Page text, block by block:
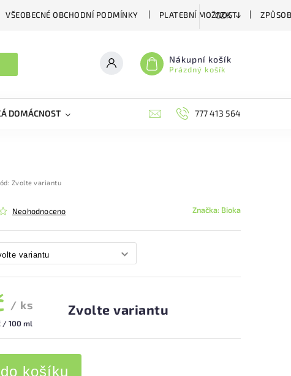
VŠEOBECNÉ OBCHODNÍ PODMÍNKY PLATEBNÍ MOŽNOSTI
CZK
Nákupní košík
Prázdný košík
DOMÁCNOST BIOAGENS777 413 564
Zvolte variantu
Neohodnoceno Značka: Bioka
/ ks
/ 100 ml
Zvolte variantu
košíku